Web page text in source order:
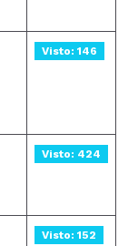
Visto: 146
Visto: 424
Visto: 152